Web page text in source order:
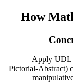
How
Apply UDL
Pictorial-Abstract)